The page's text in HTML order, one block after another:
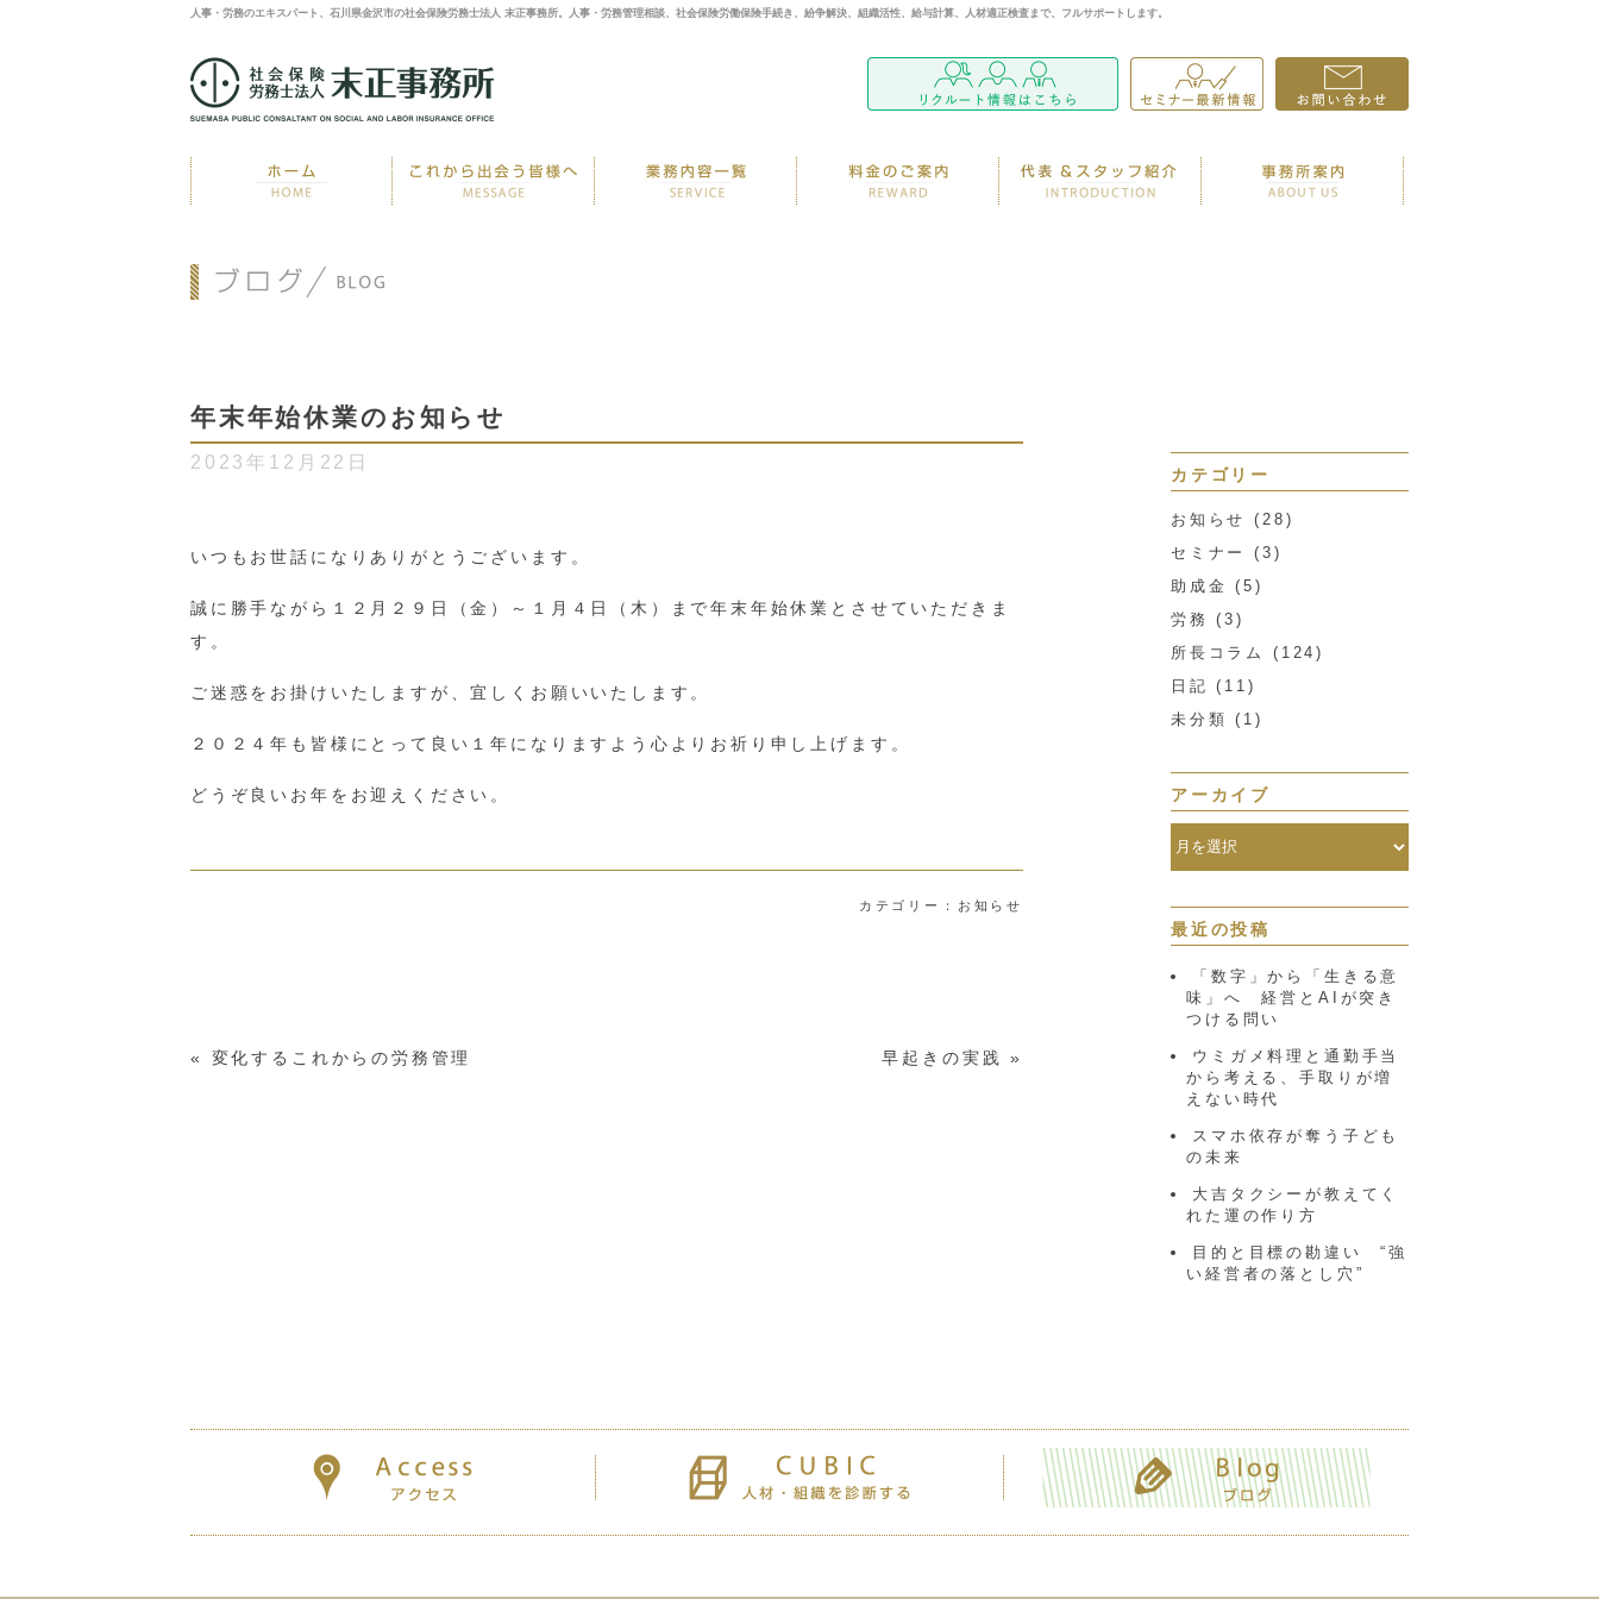
人事・労務のエキスパート、石川県金沢市の社会保険労務士法人 末正事務所。人事・労務管理相談、社会保険労働保険手続き、紛争解決、組織活性、給与計算、人材適正検査まで、フルサポートします。
カテゴリー
お知らせ
(28)
セミナー
(3)
助成金
(5)
労務
(3)
所長コラム
(124)
日記 (11)
未分類 (1)
アーカイブ
最近の投稿
「数字」から「生きる意
味」へ 経営とAIが突き
つける問い
ウミガメ料理と通勤手当
から考える、手取りが増
えない時代
スマホ依存が奪う子ども
の未来
大吉タクシーが教えてく
れた運の作り方
目的と目標の勘違い “強
い経営者の落とし穴”
年末年始休業のお知らせ
2023年12月22日
いつもお世話になりありがとうございます。
誠に勝手ながら１２月２９日（金）～１月４日（木）まで年末年始休業とさせていただきま
す。
ご迷惑をお掛けいたしますが、宜しくお願いいたします。
２０２４年も皆様にとって良い１年になりますよう心よりお祈り申し上げます。
どうぞ良いお年をお迎えください。
カテゴリー： お知らせ
« 変化するこれからの労務管理 早起きの実践 »